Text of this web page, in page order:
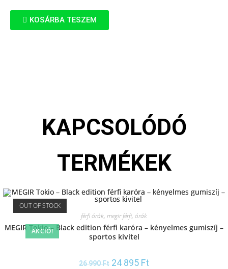
KOSÁRBA TESZEM
KAPCSOLÓDÓ
TERMÉKEK
OUT OF STOCK
AKCIÓ!
férfi órák, megir férfi, órák
MEGIR Tokio – Black edition férfi karóra – kényelmes gumiszíj –
sportos kivitel
26 990Ft 24 895 Ft